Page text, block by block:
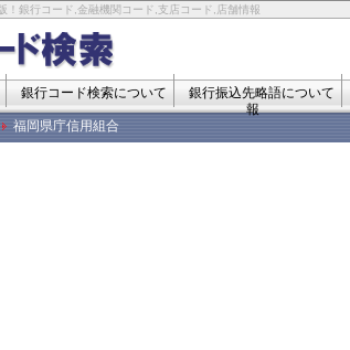
！銀行コード,金融機関コード,支店コード,店舗情報
銀行コード検索について 銀行振込先略語について
報
福岡県庁信用組合